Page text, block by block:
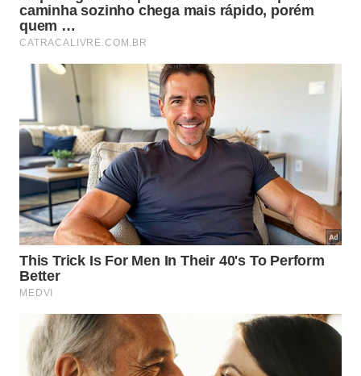
espetáculos de dança, teatro e festas tradicionais
durante todo o mês.
Litoral, transmissões dos jogos da Seleção Brasileira
acompanhadas por shows na Rua da Praia e na
Praça Pôr do Sol, o Festival Jazz & Blues de